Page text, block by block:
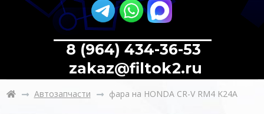
8 (964) 434-36-53
zakaz@filtok2.ru
Автозапчасти фара на HONDA CR-V RM4 K24A